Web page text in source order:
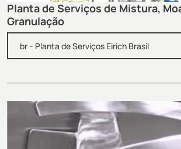
Planta de Serviços de Mistura,
Granulação
br - Planta de Serviços Eirich Brasil